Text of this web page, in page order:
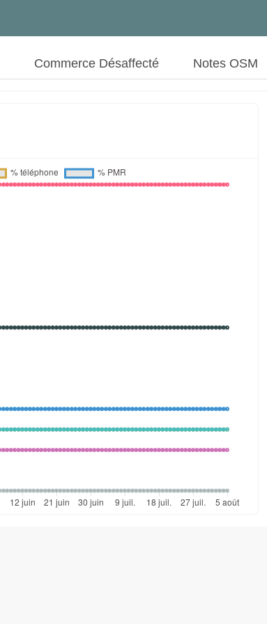
Commerce Désaffecté Notes OSM